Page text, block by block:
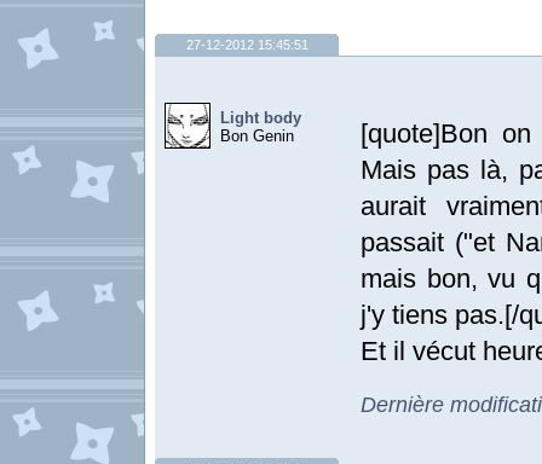
27-12-2012 15:45:51
Light body
Bon Genin
[quote]Bon
Mais pas là,
aurait
passait ("et
mais bon, vu
j'y tiens pas.[/
Et il vécut
Dernière